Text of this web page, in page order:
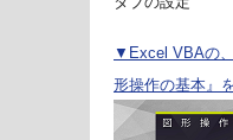
▼Excel VBAの
形操作の基本』